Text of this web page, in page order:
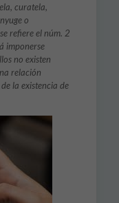
curatela,
o
refiere el núm. 2
imponerse
no existen
relación
la existencia de